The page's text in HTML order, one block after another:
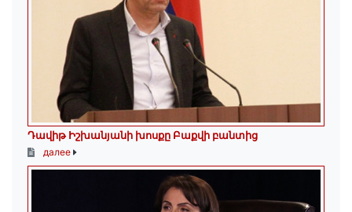
Դավիթ Իշխանյանի խոսքը Բաքվի բանտից
далее